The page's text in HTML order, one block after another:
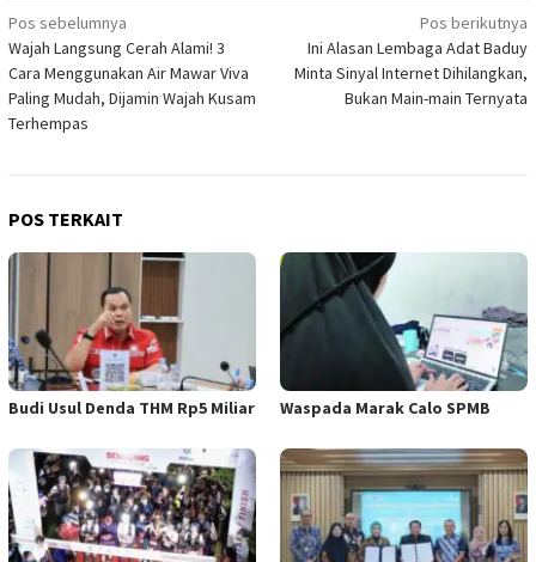
Navigasi
pos
Pos sebelumnya
Wajah Langsung Cerah Alami! 3
Cara Menggunakan Air Mawar Viva
Paling Mudah, Dijamin Wajah Kusam
Terhempas
Pos berikutnya
Ini Alasan Lembaga Adat Baduy
Minta Sinyal Internet Dihilangkan,
Bukan Main-main Ternyata
POS TERKAIT
Budi Usul Denda THM Rp5 Miliar Waspada Marak Calo SPMB